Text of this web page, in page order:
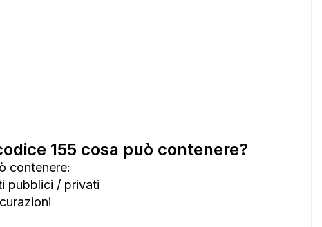
155 cosa può contenere?
contenere:
pubblici / privati